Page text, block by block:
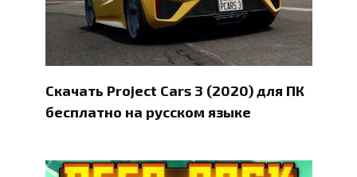
Скачать Project Cars 3 (2020) для ПК
бесплатно на русском языке